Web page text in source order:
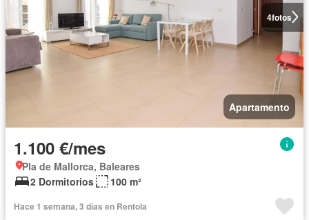
4fotos
Apartamento
1.100 €/mes
Pla de Mallorca, Baleares
2 Dormitorios
100 m²
Hace 1 semana, 3 días en Rentola